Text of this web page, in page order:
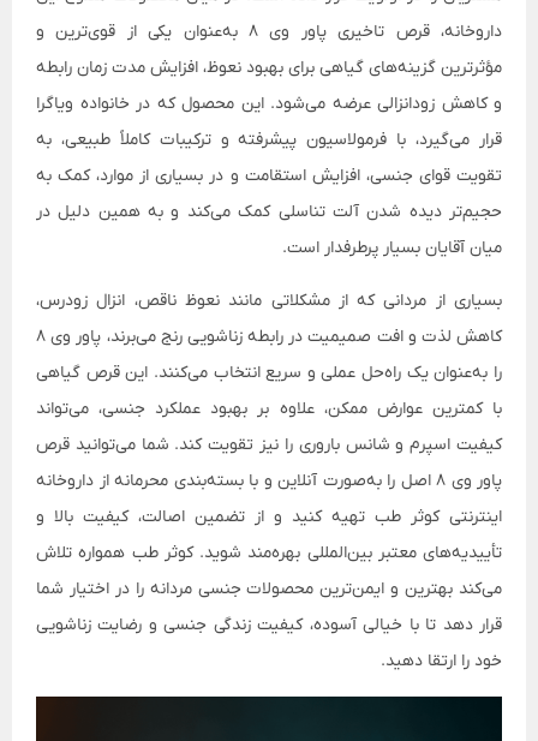
داروخانه، قرص تاخیری پاور وی 8 به‌عنوان یکی از قوی‌ترین و
مؤثرترین گزینه‌های گیاهی برای بهبود نعوظ، افزایش مدت زمان رابطه
و کاهش زودانزالی عرضه می‌شود. این محصول که در خانواده ویاگرا
قرار می‌گیرد، با فرمولاسیون پیشرفته و ترکیبات کاملاً طبیعی، به
تقویت قوای جنسی، افزایش استقامت و در بسیاری از موارد، کمک به
حجیم‌تر دیده شدن آلت تناسلی کمک می‌کند و به همین دلیل در
میان آقایان بسیار پرطرفدار است.
بسیاری از مردانی که از مشکلاتی مانند نعوظ ناقص، انزال زودرس،
کاهش لذت و افت صمیمیت در رابطه زناشویی رنج می‌برند، پاور وی 8
را به‌عنوان یک راه‌حل عملی و سریع انتخاب می‌کنند. این قرص گیاهی
با کمترین عوارض ممکن، علاوه بر بهبود عملکرد جنسی، می‌تواند
کیفیت اسپرم و شانس باروری را نیز تقویت کند. شما می‌توانید قرص
پاور وی 8 اصل را به‌صورت آنلاین و با بسته‌بندی محرمانه از داروخانه
اینترنتی کوثر طب تهیه کنید و از تضمین اصالت، کیفیت بالا و
تأییدیه‌های معتبر بین‌المللی بهره‌مند شوید. کوثر طب همواره تلاش
می‌کند بهترین و ایمن‌ترین محصولات جنسی مردانه را در اختیار شما
قرار دهد تا با خیالی آسوده، کیفیت زندگی جنسی و رضایت زناشویی
خود را ارتقا دهید.